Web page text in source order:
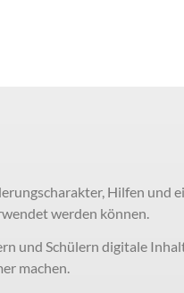
Hilfen und
werden können.
und Schülern digitale
machen.